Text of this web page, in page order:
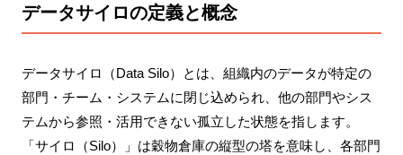
データサイロの定義と概念
データサイロ（Data Silo）とは、組織内のデータが特定の
部門・チーム・システムに閉じ込められ、他の部門やシス
テムから参照・活用できない孤立した状態を指します。
「サイロ（Silo）」は穀物倉庫の縦型の塔を意味し、各部門